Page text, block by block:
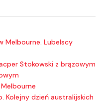
Lubelscy
Stokowski z brązowym
Kolejny dzień australijskich